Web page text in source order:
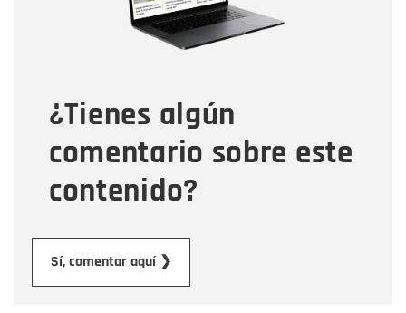
¿Tienes algún
comentario sobre este
contenido?
Sí, comentar aquí ❯
Tipo de comentario
Mensaje